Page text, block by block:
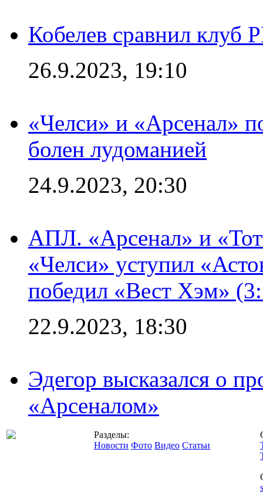
Кобелев сравнил клуб
26.9.2023, 19:10
«Челси» и «Арсенал»
болен лудоманией
24.9.2023, 20:30
АПЛ. «Арсенал» и
«Челси» уступил
победил «Вест Хэм»
22.9.2023, 18:30
Эдегор высказался о
«Арсеналом»
Разделы:
Новости Фото Видео Статьи